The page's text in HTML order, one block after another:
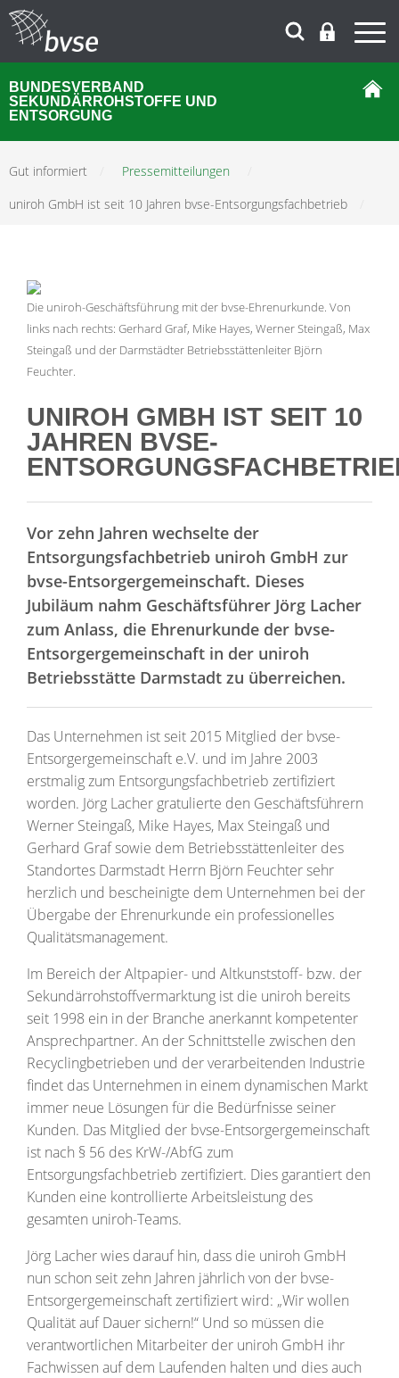
BUNDESVERBAND
SEKUNDÄRROHSTOFFE UND
ENTSORGUNG
Gut informiert Pressemitteilungen
uniroh GmbH ist seit 10 Jahren bvse-Entsorgungsfachbetrieb
Die uniroh-Geschäftsführung mit der bvse-Ehrenurkunde. Von
links nach rechts: Gerhard Graf, Mike Hayes, Werner Steingaß, Max
Steingaß und der Darmstädter Betriebsstättenleiter Björn
Feuchter.
UNIROH GMBH IST SEIT 10
JAHREN BVSE-
Vor zehn Jahren wechselte der
Entsorgungsfachbetrieb uniroh GmbH zur
bvse-Entsorgergemeinschaft. Dieses
Jubiläum nahm Geschäftsführer Jörg Lacher
zum Anlass, die Ehrenurkunde der bvse-
Entsorgergemeinschaft in der uniroh
Betriebsstätte Darmstadt zu überreichen.
Das Unternehmen ist seit 2015 Mitglied der bvse-
Entsorgergemeinschaft e.V. und im Jahre 2003
erstmalig zum Entsorgungsfachbetrieb zertifiziert
worden. Jörg Lacher gratulierte den Geschäftsführern
Werner Steingaß, Mike Hayes, Max Steingaß und
Gerhard Graf sowie dem Betriebsstättenleiter des
Standortes Darmstadt Herrn Björn Feuchter sehr
herzlich und bescheinigte dem Unternehmen bei der
Übergabe der Ehrenurkunde ein professionelles
Qualitätsmanagement.
Im Bereich der Altpapier- und Altkunststoff- bzw. der
Sekundärrohstoffvermarktung ist die uniroh bereits
seit 1998 ein in der Branche anerkannt kompetenter
Ansprechpartner. An der Schnittstelle zwischen den
Recyclingbetrieben und der verarbeitenden Industrie
findet das Unternehmen in einem dynamischen Markt
immer neue Lösungen für die Bedürfnisse seiner
Kunden. Das Mitglied der bvse-Entsorgergemeinschaft
ist nach § 56 des KrW-/AbfG zum
Entsorgungsfachbetrieb zertifiziert. Dies garantiert den
Kunden eine kontrollierte Arbeitsleistung des
gesamten uniroh-Teams.
Jörg Lacher wies darauf hin, dass die uniroh GmbH
nun schon seit zehn Jahren jährlich von der bvse-
Entsorgergemeinschaft zertifiziert wird: „Wir wollen
Qualität auf Dauer sichern!“ Und so müssen die
verantwortlichen Mitarbeiter der uniroh GmbH ihr
Fachwissen auf dem Laufenden halten und dies auch